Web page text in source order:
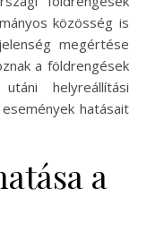
közösség is
megértése
a földrengések
helyreállítási
hatásait
a